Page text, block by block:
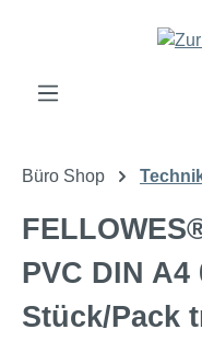
Zum Hauptinhalt
Büro Shop
PVC DIN A4
Stück/Pack